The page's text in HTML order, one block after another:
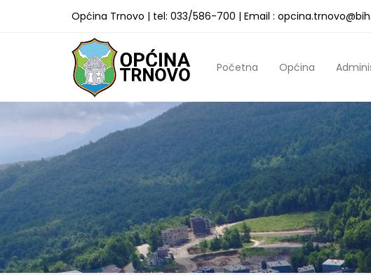
Općina Trnovo | tel: 033/586-700 | Email :
Početna Općina